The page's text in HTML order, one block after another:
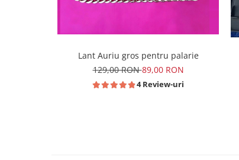
Lant Auriu gros pentru palarie
129,00 RON89,00 RON
4 Review-uri